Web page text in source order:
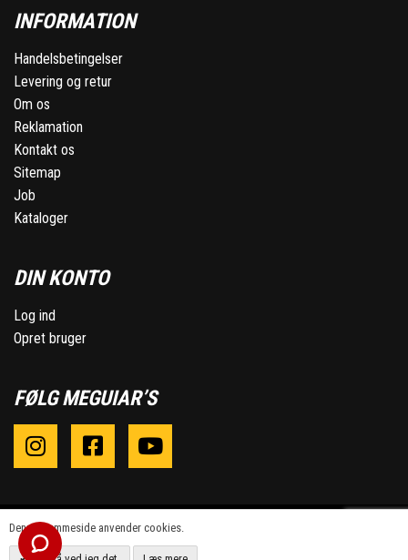
INFORMATION
Handelsbetingelser
Levering og retur
Om os
Reklamation
Kontakt os
Sitemap
Job
Kataloger
DIN KONTO
Log ind
Opret bruger
FØLG MEGUIAR’S
Denne hjemmeside anvender cookies.